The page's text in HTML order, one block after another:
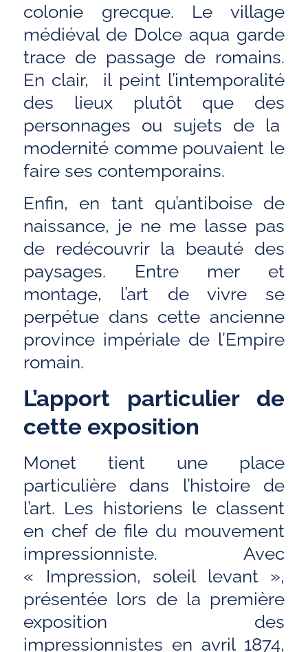
colonie grecque. Le village
médiéval de Dolce aqua garde
trace de passage de romains.
En clair, il peint l’intemporalité
des lieux plutôt que des
personnages ou sujets de la
modernité comme pouvaient le
faire ses contemporains.
Enfin, en tant qu’antiboise de
naissance, je ne me lasse pas
de redécouvrir la beauté des
paysages. Entre mer et
montage, l’art de vivre se
perpétue dans cette ancienne
province impériale de l’Empire
romain.
L’apport particulier de
cette exposition
Monet tient une place
particulière dans l’histoire de
l’art. Les historiens le classent
en chef de file du mouvement
impressionniste. Avec
« Impression, soleil levant »,
présentée lors de la première
exposition des
impressionnistes en avril 1874,